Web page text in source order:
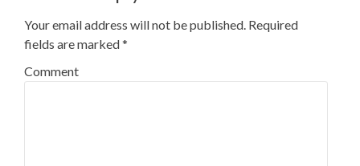
Your email address will not be published. Required
fields are marked*
Comment